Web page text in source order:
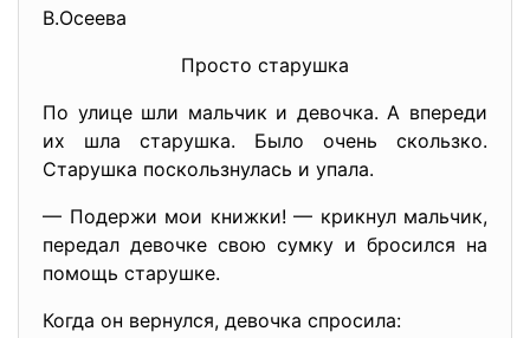
В.Осеева
Просто старушка
По улице шли мальчик и девочка. А впереди
их шла старушка. Было очень скользко.
Старушка поскользнулась и упала.
— Подержи мои книжки! — крикнул мальчик,
передал девочке свою сумку и бросился на
помощь старушке.
Когда он вернулся, девочка спросила: